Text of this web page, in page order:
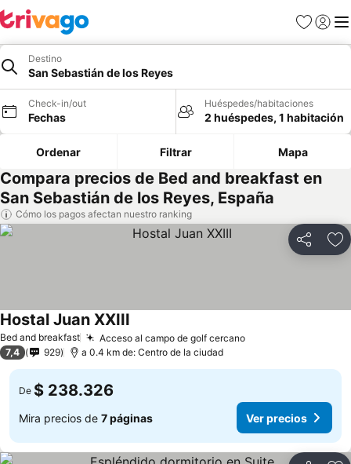
Favoritos
Iniciar
Destino
San Sebastián de los Reyes
Check-in/out
Fechas
Huéspedes/habitaciones
2 huéspedes, 1 habitación
Ordenar Filtrar Mapa
Compara precios de Bed and breakfast en
San Sebastián de los Reyes, España
Cómo los pagos afectan nuestro ranking
Compartir
Bed and breakfast Acceso al campo de golf cercanoVer precios
Hostal Juan XXIII
7,4 929 a 0.4 km de: Centro de la ciudad
De $ 238.326
Mira precios de 7 páginas Ver precios